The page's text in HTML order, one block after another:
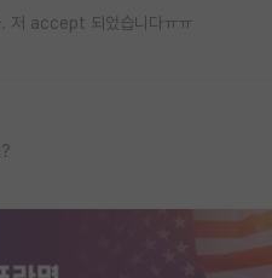
. 저 accept 되었습니다ㅠㅠ